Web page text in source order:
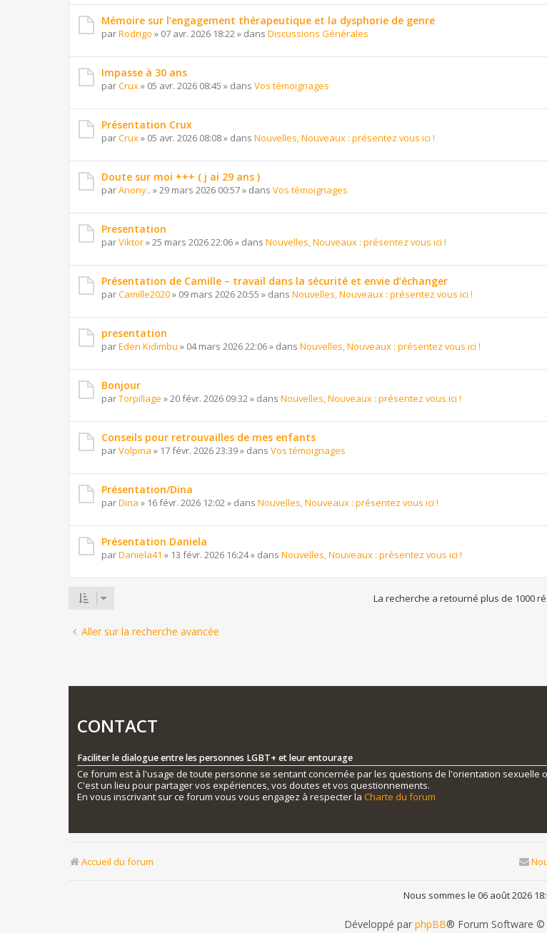
Mémoire sur l’engagement thérapeutique et la dysphorie de genre
parRodrigo » 07 avr. 2026 18:22 » dans Discussions Générales
Impasse à 30 ans
parCrux» 05 avr. 2026 08:45 » dans Vos témoignages
Présentation Crux
parCrux» 05 avr. 2026 08:08» dans Nouvelles, Nouveaux : présentez vous ici !
Doute sur moi +++ ( j ai 29 ans )
parAnony.. »29 mars 2026 00:57» dans Vos témoignages
Presentation
parViktor»25 mars 2026 22:06» dans Nouvelles, Nouveaux : présentez vous ici !
Présentation de Camille – travail dans la sécurité et envie d’échanger
parCamille2020» 09 mars 2026 20:55 » dans Nouvelles, Nouveaux : présentez vous ici !
presentation
parEden Kidimbu » 04 mars 2026 22:06» dans Nouvelles, Nouveaux : présentez vous ici !
Bonjour
parTorpillage »20 févr. 2026 09:32 » dans Nouvelles, Nouveaux : présentez vous ici !
Conseils pour retrouvailles de mes enfants
parVolpina » 17 févr. 2026 23:39» dans Vos témoignages
Présentation/Dina
parDina » 16 févr. 2026 12:02 » dans Nouvelles, Nouveaux : présentez vous ici !
Présentation Daniela
parDaniela41 » 13 févr. 2026 16:24» dans Nouvelles, Nouveaux : présentez vous ici !
La recherche a retourné plus de 1000
Aller sur la recherche avancée
CONTACT
Faciliter le dialogue entre les personnes LGBT+ et leur entourage
Ce forum est à l'usage de toute personne se sentant concernée par les questions de l'orientation sexuelle
C'est un lieu pour partager vos expériences, vos doutes et vos questionnements.
En vous inscrivant sur ce forum vous vous engagez à respecter la Charte du forum
Accueil du forum
Nous sommes le 06 août 2026
Développé par phpBB® Forum Software ©